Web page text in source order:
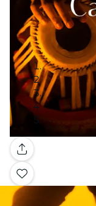
Galerie